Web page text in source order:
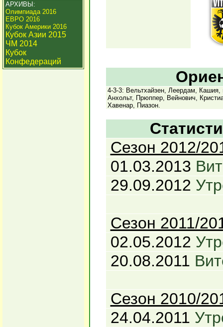
АРХИВЫ:
Олимпиада 2016
ЕВРО 2016
Кубок Америки 2016
Кубок Азии 2015
ЧМ 2014
Кубок
Конфедераций
4-3-3: Вельтхайзен, Леердам,
Анхольт, Прюппер, Вейнович,
Хавенар, Пиазон.
Сезон 2012/
01.03.2013
29.09.2012
Сезон 2011/
02.05.2012
20.08.2011
Сезон 2010/
24.04.2011